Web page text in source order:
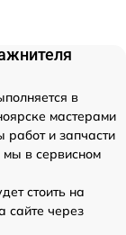
в
мастерами
работ и запчасти
в сервисном
стоить на
сайте через